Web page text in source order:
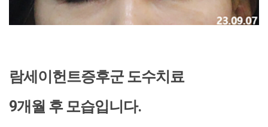
람세이헌트증후군 도수치료
9개월 후 모습입니다.